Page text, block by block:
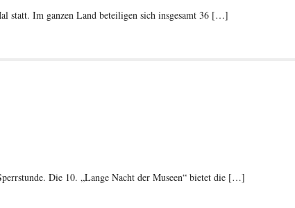
statt. Im ganzen Land beteiligen sich insgesamt 36 […]
Die 10. „Lange Nacht der Museen“ bietet die […]